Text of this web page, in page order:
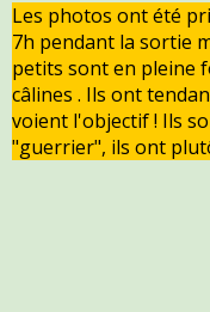
Les photos ont été
7h pendant la sortie
petits sont en pleine
câlines . Ils ont
voient l'objectif ! Ils
"guerrier", ils ont